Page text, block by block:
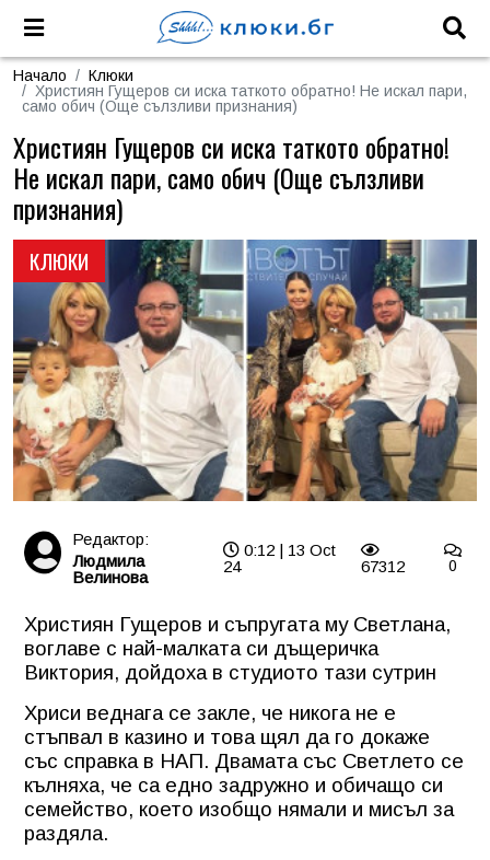
Начало
Клюки
Християн Гущеров си иска таткото обратно! Не искал пари,
само обич (Още сълзливи признания)
КЛЮКИ
Християн Гущеров си иска таткото обратно!
Не искал пари, само обич (Още сълзливи
признания)
Редактор:
Людмила
Велинова
0:12 | 13 Oct
24
67312 0
Християн Гущеров и съпругата му Светлана,
воглаве с най-малката си дъщеричка
Виктория, дойдоха в студиото тази сутрин
Хриси веднага се закле, че никога не е
стъпвал в казино и това щял да го докаже
със справка в НАП. Двамата със Светлето се
кълняха, че са едно задружно и обичащо си
семейство, което изобщо нямали и мисъл за
раздяла.